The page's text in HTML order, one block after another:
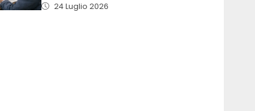
24 Luglio 2026